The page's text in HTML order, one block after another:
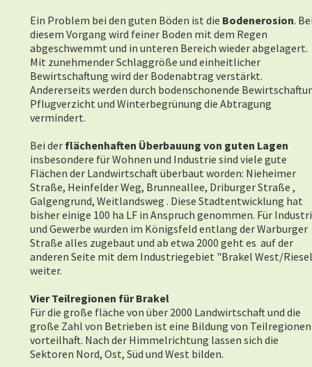
Ein Problem bei den guten Böden ist die Bodenerosion.
diesem Vorgang wird feiner Boden mit dem Regen
abgeschwemmt und in unteren Bereich wieder abgelagert.
Mit zunehmender Schlaggröße und einheitlicher
Bewirtschaftung wird der Bodenabtrag verstärkt.
Andererseits werden durch bodenschonende
Pflugverzicht und Winterbegrünung die Abtragung
vermindert.
Bei der flächenhaften Überbauung von guten Lagen
insbesondere für Wohnen und Industrie sind viele gute
Flächen der Landwirtschaft überbaut worden: Nieheimer
Straße, Heinfelder Weg, Brunneallee, Driburger Straße ,
Galgengrund, Weitlandsweg . Diese Stadtentwicklung hat
bisher einige 100 ha LF in Anspruch genommen. Für
und Gewerbe wurden im Königsfeld entlang der Warburger
Straße alles zugebaut und ab etwa 2000 geht es auf der
anderen Seite mit dem Industriegebiet "Brakel West/
weiter.
Vier Teilregionen für Brakel
Für die große fläche von über 2000 Landwirtschaft und die
große Zahl von Betrieben ist eine Bildung von Teilregionen
vorteilhaft. Nach der Himmelrichtung lassen sich die
Sektoren Nord, Ost, Süd und West bilden.